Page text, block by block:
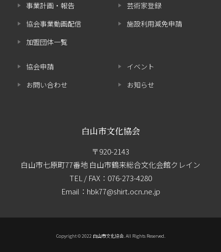
事業計画・報告
協会事業動画配信
加盟団体一覧
芸術家登録
施設利用減免申請
協会申請
お問い合わせ
イベント
お知らせ
白山市文化協会
〒920-2143
白山市七原町77番地 白山市鶴来総合文化会館クレイン
TEL / FAX： 076-273-4280
Email：hbk77@shirt.ocn.ne.jp
Copyright © 2022 白山市文化協会. All Rights Reserved.